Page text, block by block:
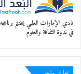
بعد الافتتاح
الاحتفالات في
كوثر الصباحي
الشيمي عن إعجابه
نادي الإمارات العلمي يختتم
في ندوة الثقافة والعلوم